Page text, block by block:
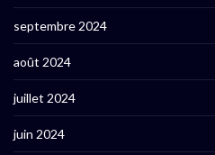
septembre 2024
août 2024
juillet 2024
juin 2024